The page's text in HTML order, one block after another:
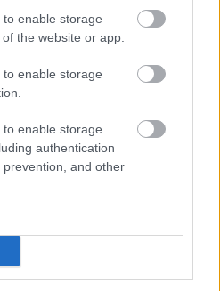
enable storage
the website or app.
enable storage
enable storage
authentication
and other